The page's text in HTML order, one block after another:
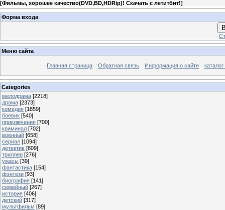
[Фильмы, хорошее качество(DVD,BD,HDRip)! Скачать с летитбит!]
Форма входа
Меню сайта
Главная страница Обратная связь Информация о сайте
Categories
мелодрама [2218]
драма [2373]
комедия [1859]
боевик [540]
приключения [700]
криминал [702]
военный [658]
сериал [1094]
детектив [809]
триллер [276]
ужасы [39]
фантастика [154]
фэнтези [93]
биография [141]
семейный [267]
история [406]
детский [317]
мультфильм [89]